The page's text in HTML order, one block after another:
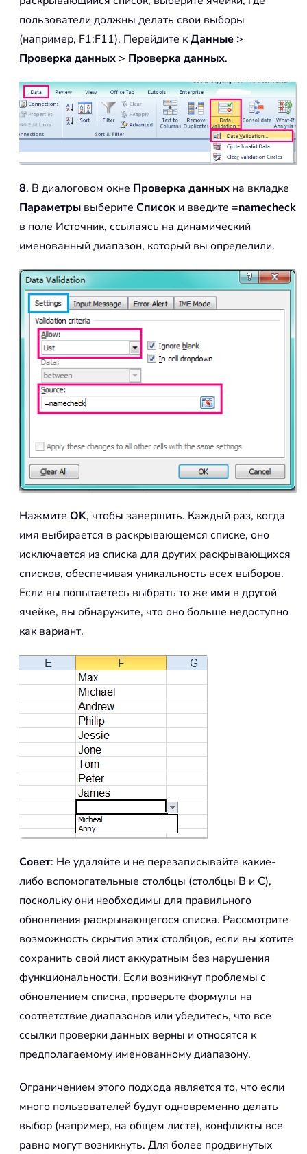
пользователи должны делать свои выборы
(например, F1:F11). Перейдите кДанные >
Проверка данных > Проверка данных.
8. В диалоговом окне Проверка данных на вкладке
Параметры выберите Список и введите =namecheck
в поле Источник, ссылаясь на динамический
именованный диапазон, который вы определили.
Нажмите OK, чтобы завершить. Каждый раз, когда
имя выбирается в раскрывающемся списке, оно
исключается из списка для других раскрывающихся
списков, обеспечивая уникальность всех выборов.
Если вы попытаетесь выбрать то же имя в другой
ячейке, вы обнаружите, что оно больше недоступно
как вариант.
Совет: Не удаляйте и не перезаписывайте какие-
либо вспомогательные столбцы (столбцы B и C),
поскольку они необходимы для правильного
обновления раскрывающегося списка. Рассмотрите
возможность скрытия этих столбцов, если вы хотите
сохранить свой лист аккуратным без нарушения
функциональности. Если возникнут проблемы с
обновлением списка, проверьте формулы на
соответствие диапазонов или убедитесь, что все
ссылки проверки данных верны и относятся к
предполагаемому именованному диапазону.
Ограничением этого подхода является то, что если
много пользователей будут одновременно делать
выбор (например, на общем листе), конфликты все
равно могут возникнуть. Для более продвинутых